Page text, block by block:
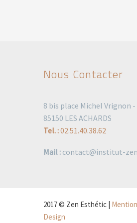
Nous Contacter
8 bis place Michel Vrignon
85150 LES ACHARDS
Tel. :02.51.40.38.62
Mail : contact@institut-
2017 © Zen Esthétic |
Design